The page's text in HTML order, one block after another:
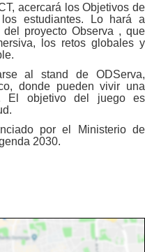
acercará los Objetivos de
estudiantes. Lo hará a
proyecto Observa , que
los retos globales y
al stand de ODServa,
donde pueden vivir una
El objetivo del juego es
por el Ministerio de
2030.